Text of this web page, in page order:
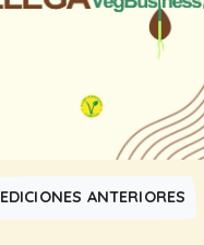
EDICIONES ANTERIORES